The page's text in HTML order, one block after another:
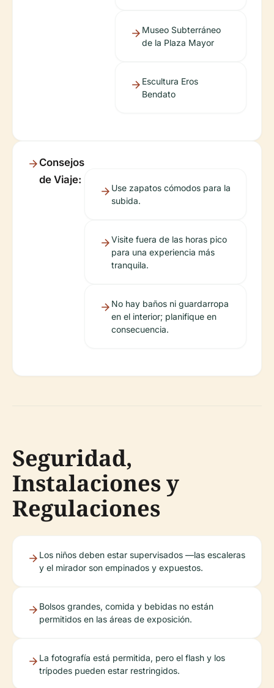
Museo Subterráneo
de la Plaza Mayor
Escultura Eros
Bendato
Consejos
de Viaje:
Use zapatos cómodos para la
subida.
Visite fuera de las horas pico
para una experiencia más
tranquila.
No hay baños ni guardarropa
en el interior; planifique en
consecuencia.
Seguridad,
Instalaciones y
Regulaciones
Los niños deben estar supervisados —las escaleras
y el mirador son empinados y expuestos.
Bolsos grandes, comida y bebidas no están
permitidos en las áreas de exposición.
La fotografía está permitida, pero el flash y los
trípodes pueden estar restringidos.